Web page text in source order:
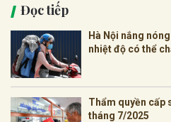
Đọc tiếp
Hà Nội nắng
nhiệt độ có thể
Thẩm quyền cấp
tháng 7/2025